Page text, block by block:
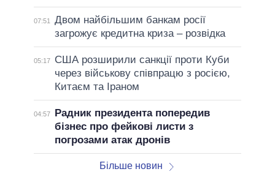
07:51
Двом найбільшим банкам росії
загрожує кредитна криза – розвідка
05:17
США розширили санкції проти Куби
через військову співпрацю з росією,
Китаєм та Іраном
04:57
Радник президента попередив
бізнес про фейкові листи з
погрозами атак дронів
Більше новин